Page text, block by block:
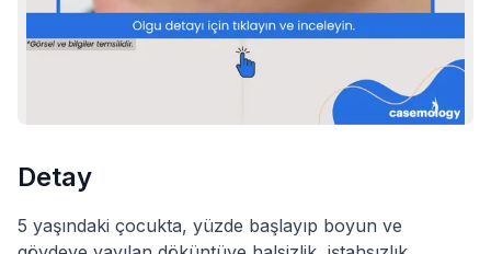
Detay
5 yaşındaki çocukta, yüzde başlayıp boyun ve